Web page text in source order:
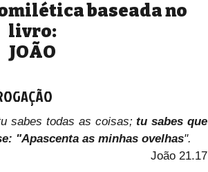
baseada no
livro:
JOÃO
sabes todas as coisas; tu sabes que
"Apascenta as minhas ovelhas".
João 21.17